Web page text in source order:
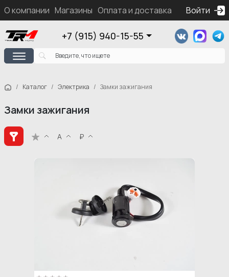
О компании Магазины Оплата и доставка Контакты
Войти
+7 (915) 940-15-55
Каталог Электрика Замки зажигания
Замки зажигания
А ₽